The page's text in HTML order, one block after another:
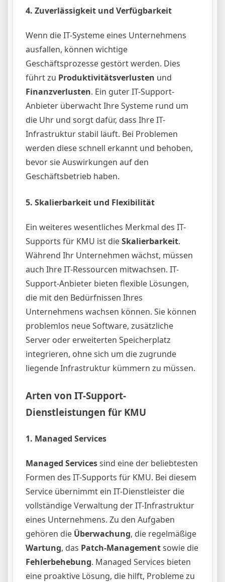
4. Zuverlässigkeit und Verfügbarkeit
Wenn die IT-Systeme eines Unternehmens
ausfallen, können wichtige
Geschäftsprozesse gestört werden. Dies
führt zu Produktivitätsverlusten und
Finanzverlusten. Ein guter IT-Support-
Anbieter überwacht Ihre Systeme rund um
die Uhr und sorgt dafür, dass Ihre IT-
Infrastruktur stabil läuft. Bei Problemen
werden diese schnell erkannt und behoben,
bevor sie Auswirkungen auf den
Geschäftsbetrieb haben.
5. Skalierbarkeit und Flexibilität
Ein weiteres wesentliches Merkmal des IT-
Supports für KMU ist dieSkalierbarkeit.
Während Ihr Unternehmen wächst, müssen
auch Ihre IT-Ressourcen mitwachsen. IT-
Support-Anbieter bieten flexible Lösungen,
die mit den Bedürfnissen Ihres
Unternehmens wachsen können. Sie können
problemlos neue Software, zusätzliche
Server oder erweiterten Speicherplatz
integrieren, ohne sich um die zugrunde
liegende Infrastruktur kümmern zu müssen.
Arten von IT-Support-
Dienstleistungen für KMU
1. Managed Services
Managed Servicessind eine der beliebtesten
Formen des IT-Supports für KMU. Bei diesem
Service übernimmt ein IT-Dienstleister die
vollständige Verwaltung der IT-Infrastruktur
eines Unternehmens. Zu den Aufgaben
gehören die Überwachung, die regelmäßige
Wartung, das Patch-Managementsowie die
Fehlerbehebung. Managed Services bieten
eine proaktive Lösung, die hilft, Probleme zu